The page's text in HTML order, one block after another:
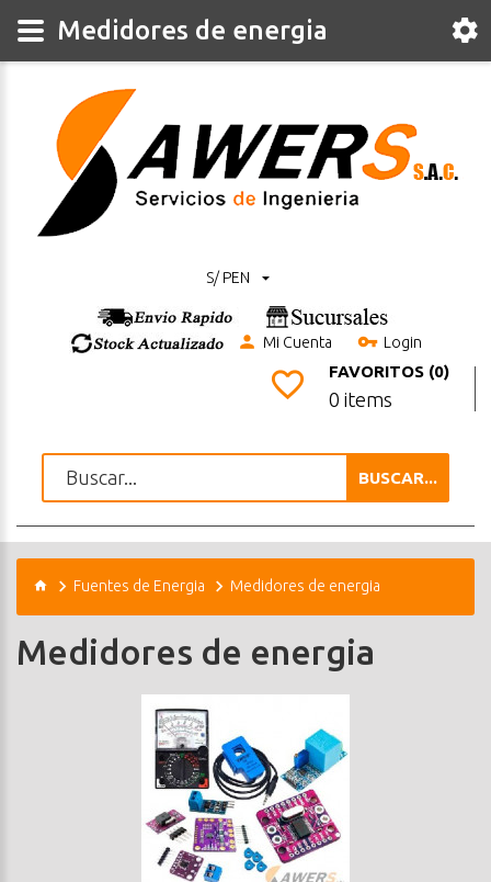
S/ PEN
Mi Cuenta Login
FAVORITOS (0)
0 items
BUSCAR...
Fuentes de Energia Medidores de energia
Medidores de energia
Medidores de energia